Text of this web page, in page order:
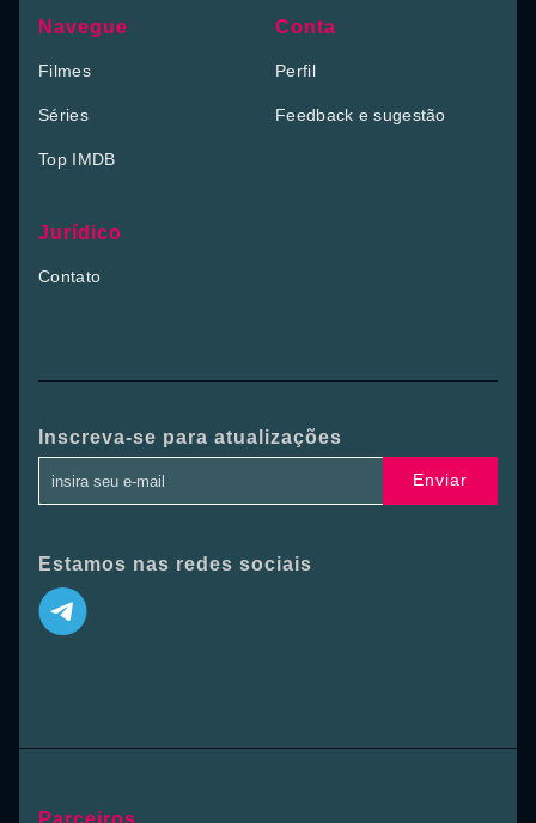
Navegue
Filmes
Séries
Top IMDB
Conta
Perfil
Feedback e sugestão
Jurídico
Contato
Inscreva-se para atualizações
Enviar
Estamos nas redes sociais
Parceiros